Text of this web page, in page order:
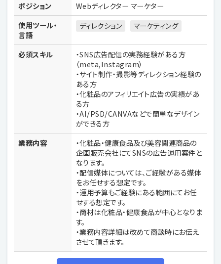
ポジション
Webディレクター マーケター
使用ツール・
言語
ディレクション マーケティング
必須スキル
・SNS広告配信の実務経験がある方
（meta,Instagram）
・サイト制作・撮影等ディレクション経験の
ある方
・化粧品のアフィリエイト広告の実績があ
る方
・AI/PSD/CANVAなどで簡単なデザイン
ができる方
業務内容
・化粧品・健康食品及び美容関連商品の
企画販売会社にてSNSの広告運用案件と
なります。
・配信媒体については、ご経験がある媒体
をお任せする想定です。
・運用予算もご経験にある範囲にてお任
せする想定です。
・商材は化粧品・健康食品が中心となりま
す。
・業務内容詳細は改めて商談時にお伝え
させて頂きます。